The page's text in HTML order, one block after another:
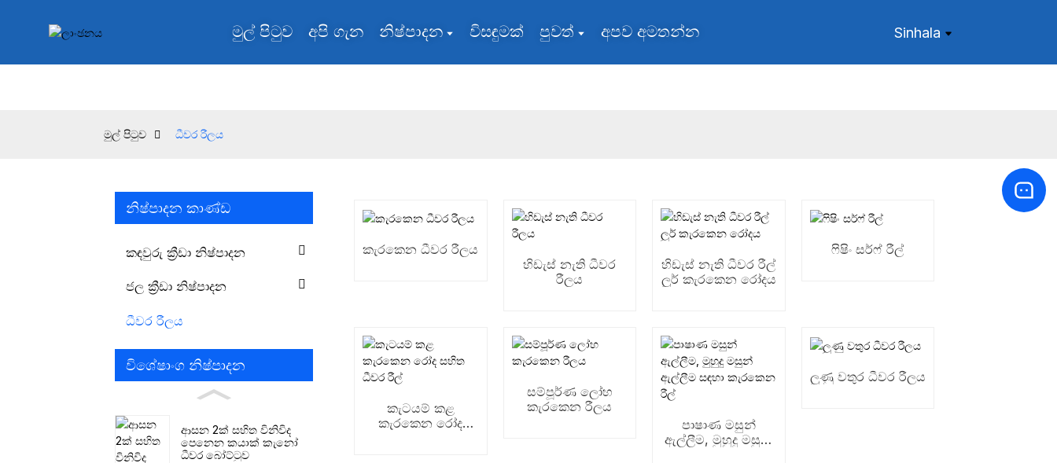
මුල් පිටුව අපි ගැන නිෂ්පාදන විසඳුමක් පුවත් අපව අමතන්න Sinhala
මුල් පිටුව ධීවර රීලය
නිෂ්පාදන කාණ්ඩ
කඳවුරු ක්‍රීඩා නිෂ්පාදන
ජල ක්‍රීඩා නිෂ්පාදන
ධීවර රීලය
විශේෂාංග නිෂ්පාදන
ආසන 2ක් සහිත විනිවිද
පෙනෙන කයාක් කැනෝ
ධීවර බෝට්ටුව
කැරකෙන ධීවර රීලය
හිඩැස් නැති ධීවර
රීලය
හිඩැස් නැති ධීවර රීල්
ලුර් කැරකෙන රෝදය
ෆිෂිං සර්ෆ් රීල්
කැටයම් කළ
කැරකෙන රෝද
සම්පූර්ණ ලෝහ
කැරකෙන රීලය
පාෂාණ මසුන්
ඇල්ලීම, මුහුදු මසුන්
ලුණු වතුර ධීවර රීලය